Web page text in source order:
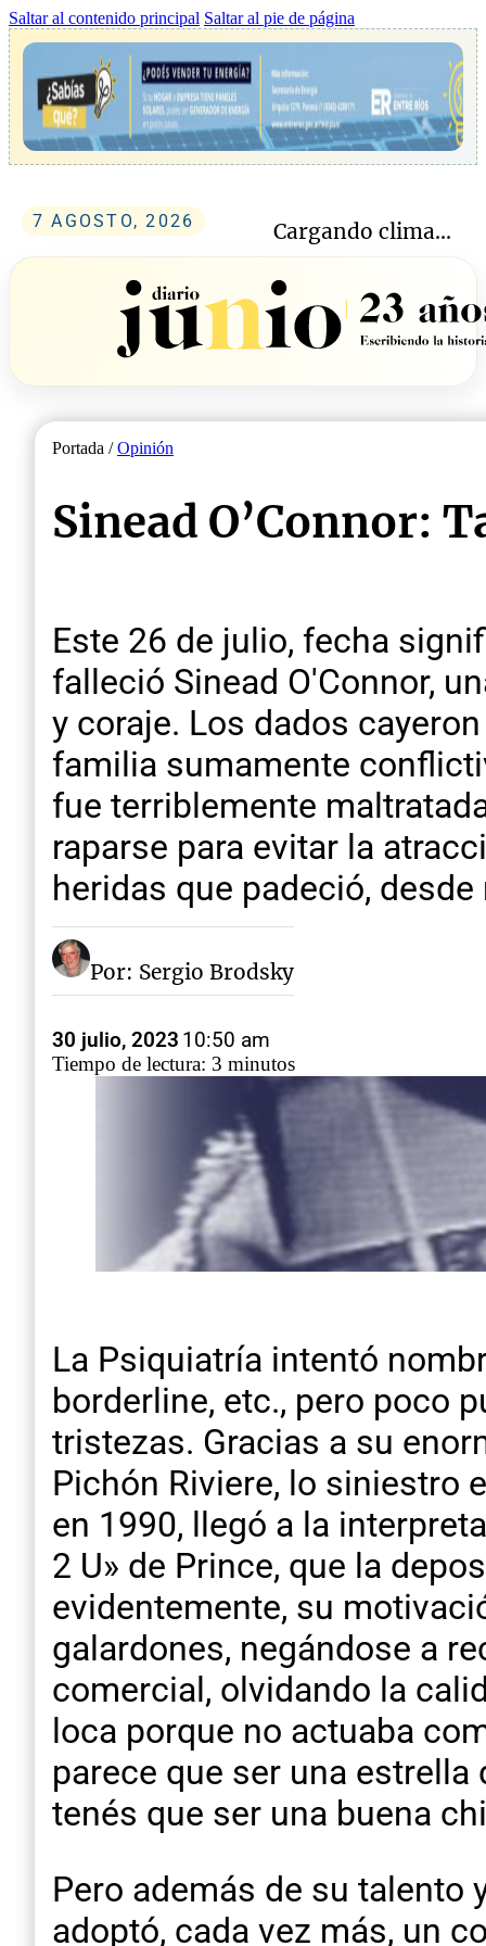
Saltar al contenido principal Saltar al pie de página
7 AGOSTO, 2026 Cargando clima...
Portada /Opinión
Sinead O’Connor:
Este 26 de julio, fecha
falleció Sinead O'Connor,
y coraje. Los dados
familia sumamente
fue terriblemente
raparse para evitar la
heridas que padeció,
Por: Sergio Brodsky
30 julio, 2023 10:50 am
Tiempo de lectura: 3 minutos
La Psiquiatría intentó
borderline, etc., pero poco
tristezas. Gracias a su
Pichón Riviere, lo siniestro
en 1990, llegó a la
2 U» de Prince, que la
evidentemente, su
galardones, negándose a
comercial, olvidando la
loca porque no actuaba
parece que ser una
tenés que ser una buena
Pero además de su talento
adoptó, cada vez más, un